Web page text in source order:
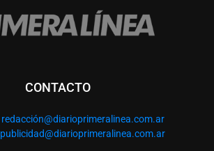
CONTACTO
redacción@diarioprimeralinea.com.ar
publicidad@diarioprimeralinea.com.ar